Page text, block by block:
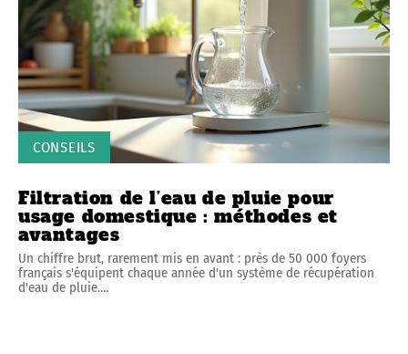
CONSEILS
Filtration de l’eau de pluie pour
usage domestique : méthodes et
avantages
Un chiffre brut, rarement mis en avant : près de 50 000 foyers
français s'équipent chaque année d'un système de récupération
d'eau de pluie.…